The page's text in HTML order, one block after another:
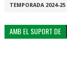
TEMPORADA 2024-25
AMB EL SUPORT DE